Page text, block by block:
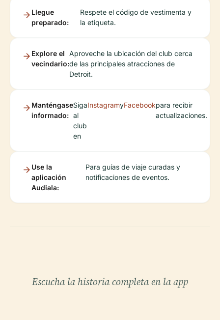
Llegue
preparado:
Respete el código de vestimenta y
la etiqueta.
Explore el
vecindario:
Aproveche la ubicación del club cerca
de las principales atracciones de
Detroit.
Manténgase
informado:
Siga
al
club
en
InstagramyFacebookpara recibir
actualizaciones.
Use la
aplicación
Audiala:
Para guías de viaje curadas y
notificaciones de eventos.
Escucha la historia completa en la app